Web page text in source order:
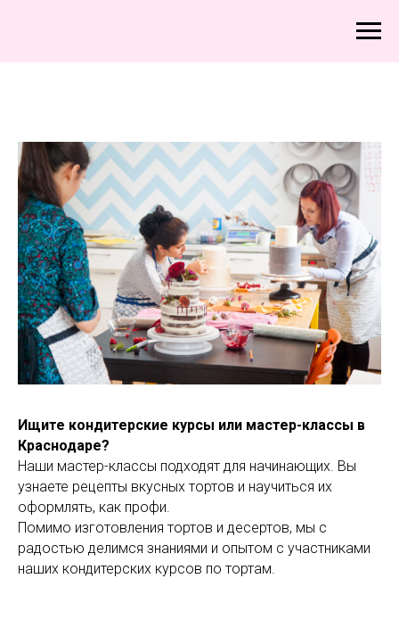
Ищите кондитерские курсы или мастер-классы в
Краснодаре?
Наши мастер-классы подходят для начинающих. Вы
узнаете рецепты вкусных тортов и научиться их
оформлять, как профи.
Помимо изготовления тортов и десертов, мы с
радостью делимся знаниями и опытом с участниками
наших кондитерских курсов по тортам.